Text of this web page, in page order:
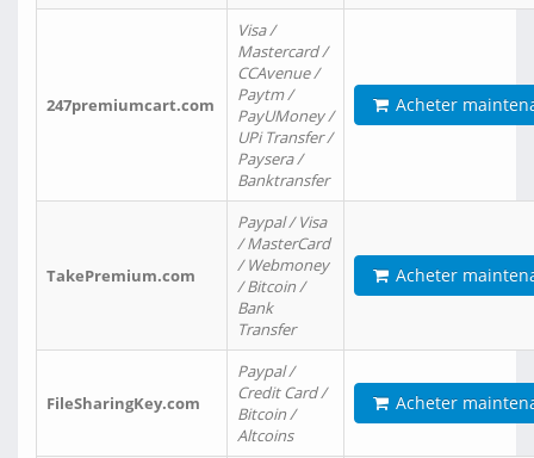
247premiumcart.com
Visa /
Mastercard /
CCAvenue /
Paytm /
PayUMoney /
UPi Transfer /
Paysera /
Banktransfer
Acheter
TakePremium.com
Paypal / Visa
/ MasterCard
/ Webmoney
/ Bitcoin /
Bank
Transfer
Acheter
FileSharingKey.com
Paypal /
Credit Card /
Bitcoin /
Altcoins
Acheter